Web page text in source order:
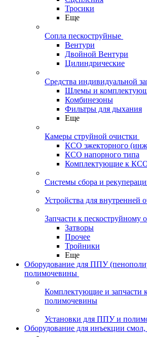
Тросики
Еще
Сопла пескоструйные
Вентури
Двойной Вентури
Цилиндрические
Средства индивидуальной
Шлемы и
Комбинезоны
Фильтры для дыхания
Еще
Камеры струйной очистки
КСО эжекторного
КСО напорного типа
Комплектующие к
Системы сбора и
Устройства для внутренней
Запчасти к пескоструйному
Затворы
Прочее
Тройники
Еще
Оборудование для ППУ
полимочевины
Комплектующие и запчасти
полимочевины
Установки для ППУ и
Оборудование для инъекции смол,